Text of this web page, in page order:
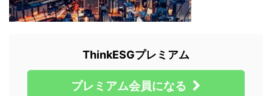
ThinkESGプレミアム
プレミアム会員になる